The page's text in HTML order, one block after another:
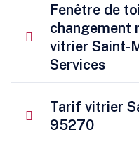
Fenêtre de
changement
vitrier Saint-
Services
Tarif vitrier
95270